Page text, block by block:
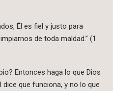
Él es fiel y justo para
de toda maldad.” (1
Entonces haga lo que Dios
dice que funciona, y no lo que